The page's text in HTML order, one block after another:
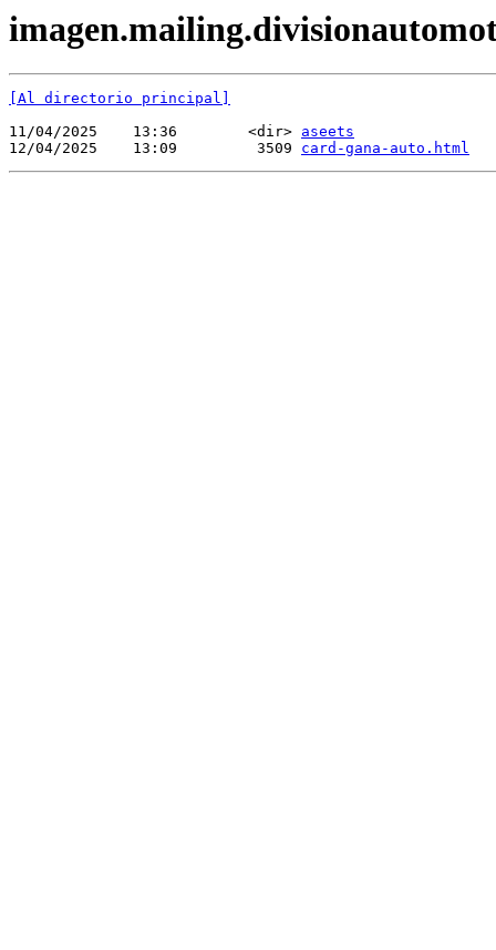
[Al directorio principal]
11/04/2025    13:36        <dir> aseets
12/04/2025    13:09         3509 card-gana-auto.html